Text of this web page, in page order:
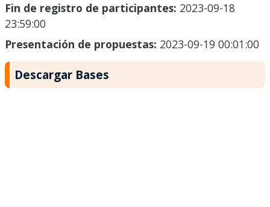
Fin de registro de participantes: 2023-09-18
23:59:00
Presentación de propuestas: 2023-09-19 00:01:00
Descargar Bases